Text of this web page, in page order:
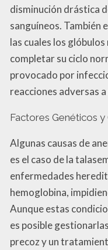
disminución drástica
sanguíneos. También
las cuales los
completar su ciclo
provocado por
reacciones adversas
Factores Genéticos
Algunas causas de
es el caso de la
enfermedades
hemoglobina,
Aunque estas
es posible
precoz y un